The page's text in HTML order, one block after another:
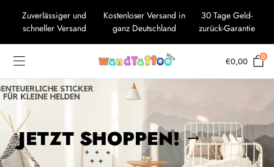
Zuverlässiger und
schneller Versand
Kostenloser Versand in
ganz Deutschland
30 Tage Geld-
zurück-Garantie
€0,00 0
JETZT SHOPPEN!